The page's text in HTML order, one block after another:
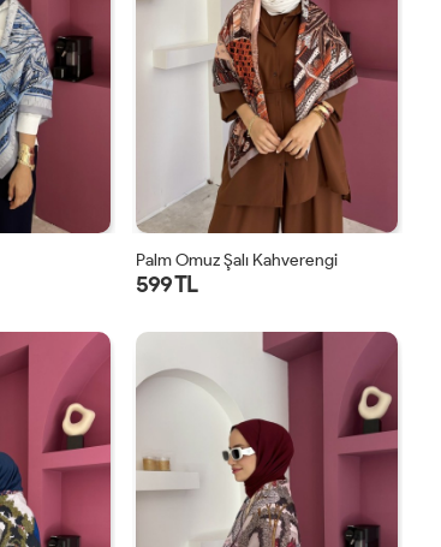
STD
Palm Omuz Şalı Kahverengi
599 TL